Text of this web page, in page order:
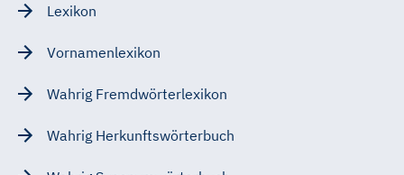
Lexikon
Vornamenlexikon
Wahrig Fremdwörterlexikon
Wahrig Herkunftswörterbuch